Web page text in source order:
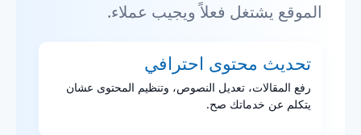
الموقع يشتغل فعلاً ويجيب عملاء.
تحديث محتوى احترافي
رفع المقالات، تعديل النصوص، وتنظيم المحتوى عشان
يتكلم عن خدماتك صح.